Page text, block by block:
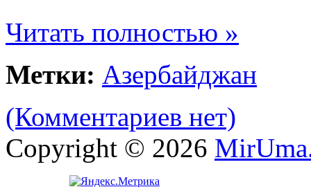
Читать полностью »
Метки: Азербайджан
(Комментариев нет)
Copyright © 2026